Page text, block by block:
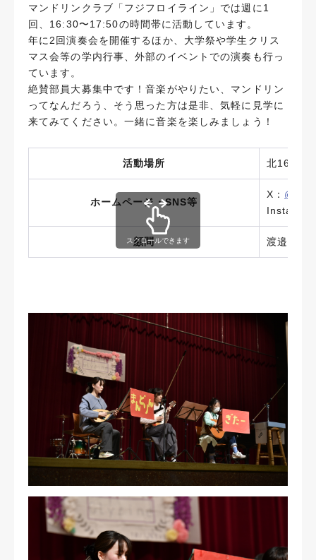
マンドリンクラブ「フジフロイライン」では週に1
回、16:30〜17:50の時間帯に活動しています。
年に2回演奏会を開催するほか、大学祭や学生クリス
マス会等の学内行事、外部のイベントでの演奏も行っ
ています。
絶賛部員大募集中です！音楽がやりたい、マンドリン
ってなんだろう、そう思った方は是非、気軽に見学に
来てみてください。一緒に音楽を楽しみましょう！
活動場所 北16条
ホームページ・SNS等
X：
顧問 渡邉 浩
スクロールできます